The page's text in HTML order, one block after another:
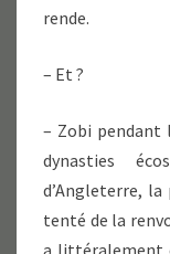
rende.
– Et ?
– Zobi pendant
dynasties
d’Angleterre,
tenté de la
a littéralement